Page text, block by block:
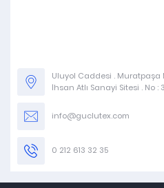
Uluyol Caddesi . Muratpaşa
İhsan Atlı Sanayi Sitesi . No :
info@guclutex.com
0 212 613 32 35